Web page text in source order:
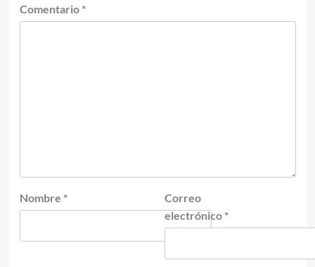
Comentario *
Nombre *
Correo
electrónico *